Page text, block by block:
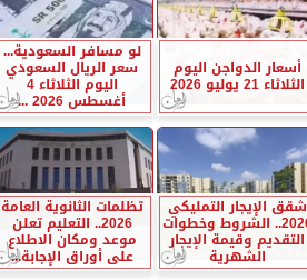
أسعار الدواجن اليوم
الثلاثاء 21 يوليو 2026
لو مسافر السعودية...
سعر الريال السعودي
اليوم الثلاثاء 4
أغسطس 2026 ...
شقق الإيجار التمليكي
2026.. الشروط وخطوات
التقديم وقيمة الإيجار
الشهرية
تظلمات الثانوية العامة
2026.. التعليم تعلن
موعد ومكان الاطلاع
على أوراق الإجابة...